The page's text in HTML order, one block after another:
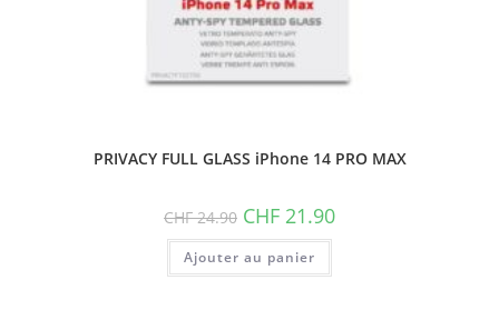
PRIVACY FULL GLASS iPhone 14 PRO MAX
CHF24.90 Le
prix
initial
était :
CHF 24.90.
CHF 21.90Le
Ajouter au panier